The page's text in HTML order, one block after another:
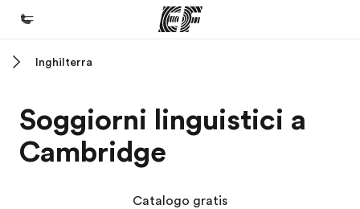
Programmi
Vedi la nostra offerta
Inghilterra
Soggiorni linguistici a
Cambridge
Catalogo gratis